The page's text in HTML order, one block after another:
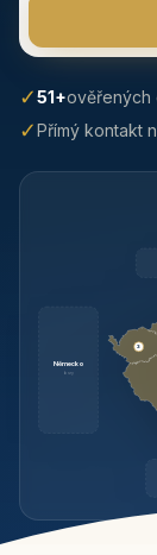
✓51+ověřených
✓Přímý kontakt
Německo
brzy
3